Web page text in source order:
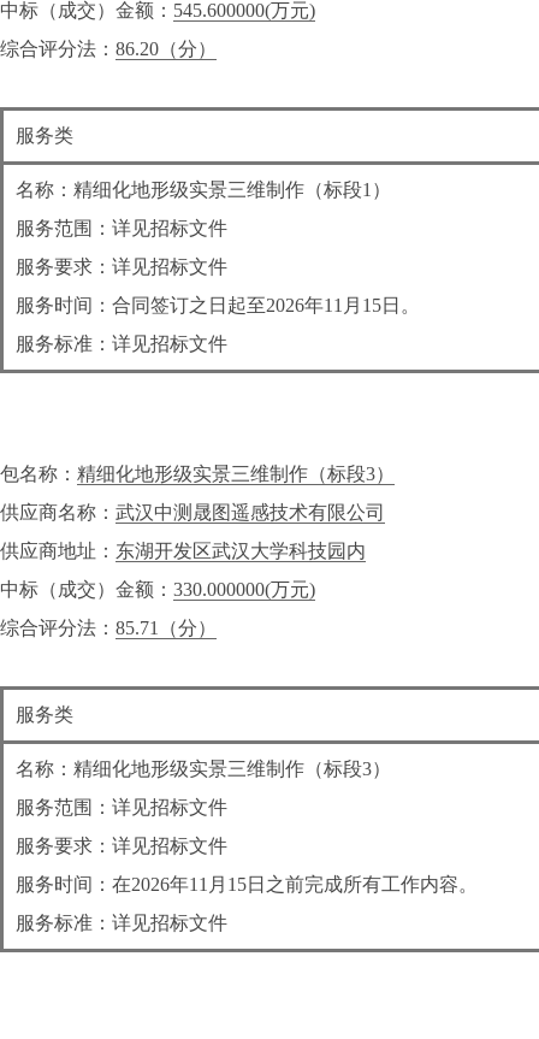
中标（成交）金额： 545.600000(万元)
综合评分法： 86.20（分）
服务类
名称：精细化地形级实景三维制作（标段1）
服务范围：详见招标文件
服务要求：详见招标文件
服务时间：合同签订之日起至2026年11月15日。
服务标准：详见招标文件
包名称： 精细化地形级实景三维制作（标段3）
供应商名称： 武汉中测晟图遥感技术有限公司
供应商地址： 东湖开发区武汉大学科技园内
中标（成交）金额： 330.000000(万元)
综合评分法： 85.71（分）
服务类
名称：精细化地形级实景三维制作（标段3）
服务范围：详见招标文件
服务要求：详见招标文件
服务时间：在2026年11月15日之前完成所有工作内容。
服务标准：详见招标文件